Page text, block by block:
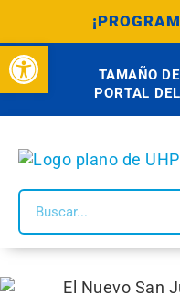
Abrir barra
TAMAÑO
PORTAL